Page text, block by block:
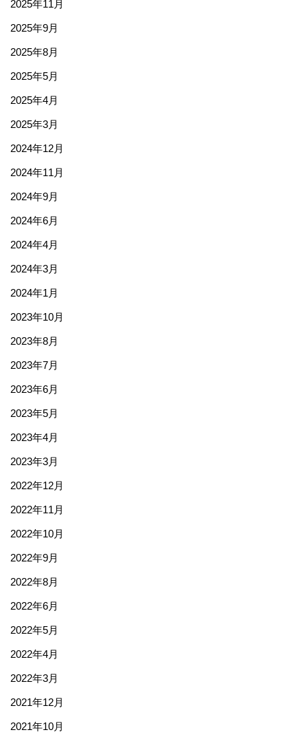
2025年11月
2025年9月
2025年8月
2025年5月
2025年4月
2025年3月
2024年12月
2024年11月
2024年9月
2024年6月
2024年4月
2024年3月
2024年1月
2023年10月
2023年8月
2023年7月
2023年6月
2023年5月
2023年4月
2023年3月
2022年12月
2022年11月
2022年10月
2022年9月
2022年8月
2022年6月
2022年5月
2022年4月
2022年3月
2021年12月
2021年10月